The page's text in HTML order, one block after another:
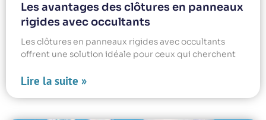
Les avantages des clôtures en panneaux
rigides avec occultants
Les clôtures en panneaux rigides avec occultants
offrent une solution idéale pour ceux qui cherchent
Lire la suite »